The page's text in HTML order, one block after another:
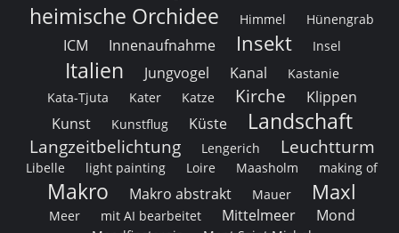
heimische Orchidee Himmel Hünengrab
ICM Innenaufnahme Insekt Insel
Italien Jungvogel Kanal
Kastanie
Kata-Tjuta
Kater Katze Kirche
Klippen
Kunst
Kunstflug Küste Landschaft
Langzeitbelichtung Lengerich Leuchtturm
Libelle light painting Loire Maasholm making of
Makro Makro abstrakt Mauer Maxl
Meer mit AI bearbeitet Mittelmeer Mond